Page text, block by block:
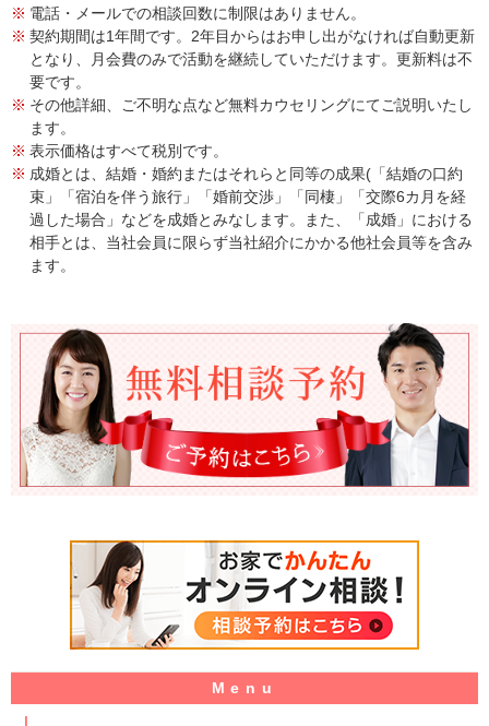
電話・メールでの相談回数に制限はありません。
契約期間は1年間です。2年目からはお申し出がなければ自動更新
となり、月会費のみで活動を継続していただけます。更新料は不
要です。
その他詳細、ご不明な点など無料カウセリングにてご説明いたし
ます。
表示価格はすべて税別です。
成婚とは、結婚・婚約またはそれらと同等の成果(「結婚の口約
束」「宿泊を伴う旅行」「婚前交渉」「同棲」「交際6カ月を経
過した場合」などを成婚とみなします。また、「成婚」における
相手とは、当社会員に限らず当社紹介にかかる他社会員等を含み
ます。